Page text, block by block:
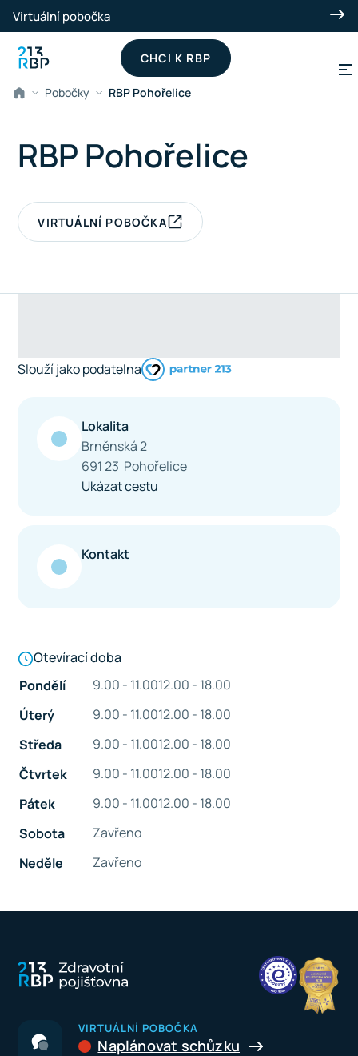
Přeskočit na hlavní obsah
Virtuální pobočka
CHCI K RBP
Pobočky RBP Pohořelice
RBP Pohořelice
VIRTUÁLNÍ POBOČKA
Slouží jako podatelna
Lokalita
Brněnská 2
691 23 Pohořelice
Ukázat cestu
Kontakt
Otevírací doba
Pondělí
9.00 - 11.0012.00 - 18.00
Úterý
9.00 - 11.0012.00 - 18.00
Středa
9.00 - 11.0012.00 - 18.00
Čtvrtek
9.00 - 11.0012.00 - 18.00
Pátek
9.00 - 11.0012.00 - 18.00
Sobota
Zavřeno
Neděle
Zavřeno
VIRTUÁLNÍ POBOČKA
Naplánovat schůzku